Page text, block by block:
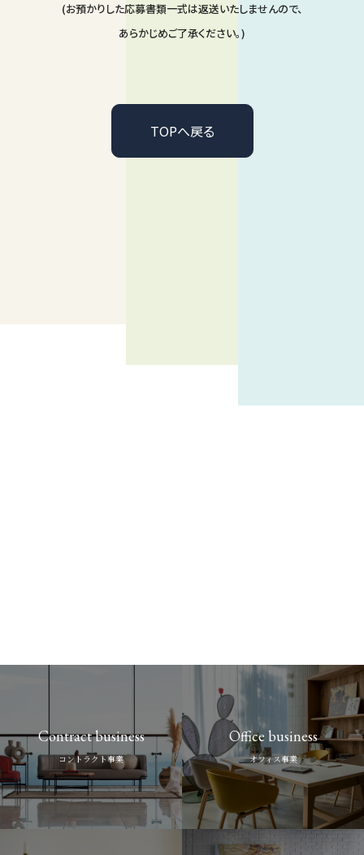
(お預かりした応募書類一式は返送いたしませんので、
あらかじめご了承ください。)
TOPへ戻る
Contract business
コントラクト事業
Office business
オフィス事業